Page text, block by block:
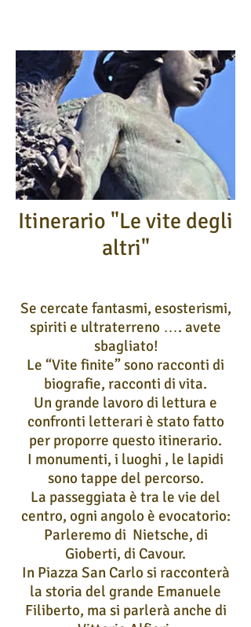
Itinerario "Le vite degli
altri"
Se cercate fantasmi, esosterismi,
spiriti e ultraterreno …. avete
sbagliato!
Le “Vite finite” sono racconti di
biografie, racconti di vita.
Un grande lavoro di lettura e
confronti letterari è stato fatto
per proporre questo itinerario.
I monumenti, i luoghi , le lapidi
sono tappe del percorso.
La passeggiata è tra le vie del
centro, ogni angolo è evocatorio:
Parleremo di Nietsche, di
Gioberti, di Cavour.
In Piazza San Carlo si racconterà
la storia del grande Emanuele
Filiberto, ma si parlerà anche di